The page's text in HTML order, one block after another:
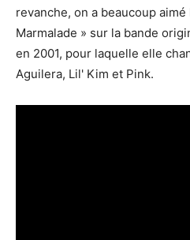
revanche, on a beaucoup
Marmalade » sur la bande
en 2001, pour laquelle elle
Aguilera, Lil' Kim et Pink.